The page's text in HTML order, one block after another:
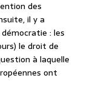
des
il y a
: les
le droit de
à laquelle
ont